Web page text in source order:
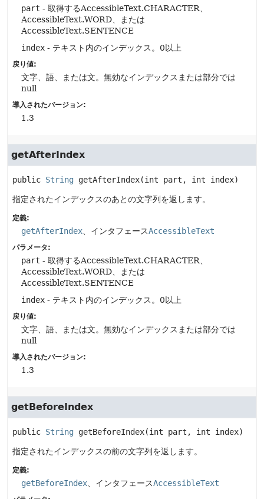
part - 取得するAccessibleText.CHARACTER、
AccessibleText.WORD、または
AccessibleText.SENTENCE
index - テキスト内のインデックス。0以上
戻り値:
文字、語、または文。無効なインデックスまたは部分では
null
導入されたバージョン:
1.3
getAfterIndex
public String getAfterIndex(int part, int index)
指定されたインデックスのあとの文字列を返します。
定義:
getAfterIndex 、インタフェースAccessibleText
パラメータ:
part - 取得するAccessibleText.CHARACTER、
AccessibleText.WORD、または
AccessibleText.SENTENCE
index - テキスト内のインデックス。0以上
戻り値:
文字、語、または文。無効なインデックスまたは部分では
null
導入されたバージョン:
1.3
getBeforeIndex
public String getBeforeIndex(int part, int index)
指定されたインデックスの前の文字列を返します。
定義:
getBeforeIndex 、インタフェースAccessibleText